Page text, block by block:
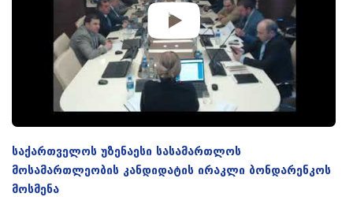
საქართველოს უზენაესი სასამართლოს
მოსამართლეობის კანდიდატის ირაკლი ბონდარენკოს
მოსმენა